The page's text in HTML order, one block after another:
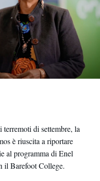
di settembre, la
è riuscita a riportare
al programma di Enel
il Barefoot College.